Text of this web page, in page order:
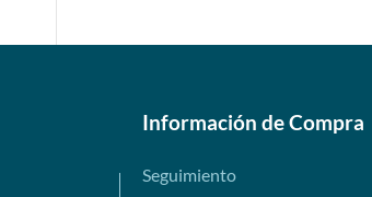
Información de Compra
Seguimiento